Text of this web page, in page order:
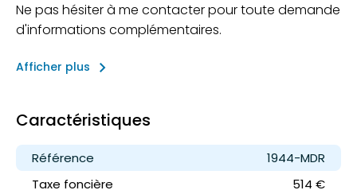
Ne pas hésiter à me contacter pour toute demande
d'informations complémentaires.
Afficher plus keyboard_arrow_right
Caractéristiques
Référence
1944-MDR
Taxe foncière
514 €